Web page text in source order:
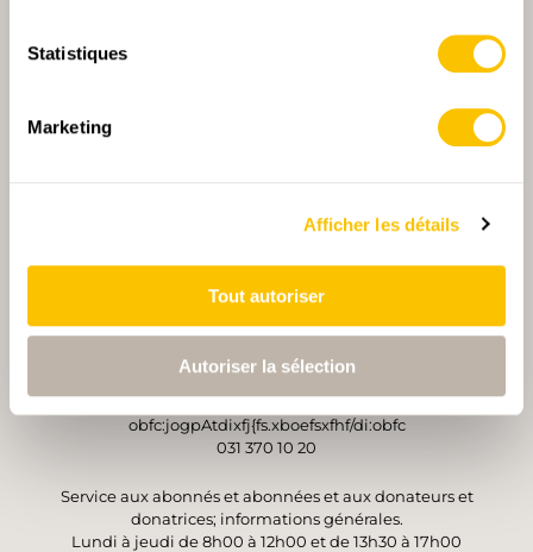
Statistiques
Marketing
Afficher les détails
Tout autoriser
Autoriser la sélection
PARTENAIRE PRINCIPALE ET PARTENAIRE DE TRANSPORT
OPÉRATEUR
Suisse Rando
3007 Berne
obfc:jogpAtdixfj{fs.xboefsxfhf/di:obfc
031 370 10 20
Service aux abonnés et abonnées et aux donateurs et
donatrices; informations générales.
Lundi à jeudi de 8h00 à 12h00 et de 13h30 à 17h00